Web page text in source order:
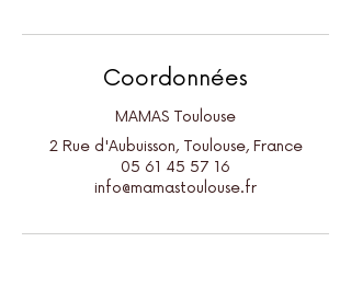
Coordonnées
MAMAS Toulouse
2 Rue d'Aubuisson, Toulouse, France
05 61 45 57 16
info@mamastoulouse.fr